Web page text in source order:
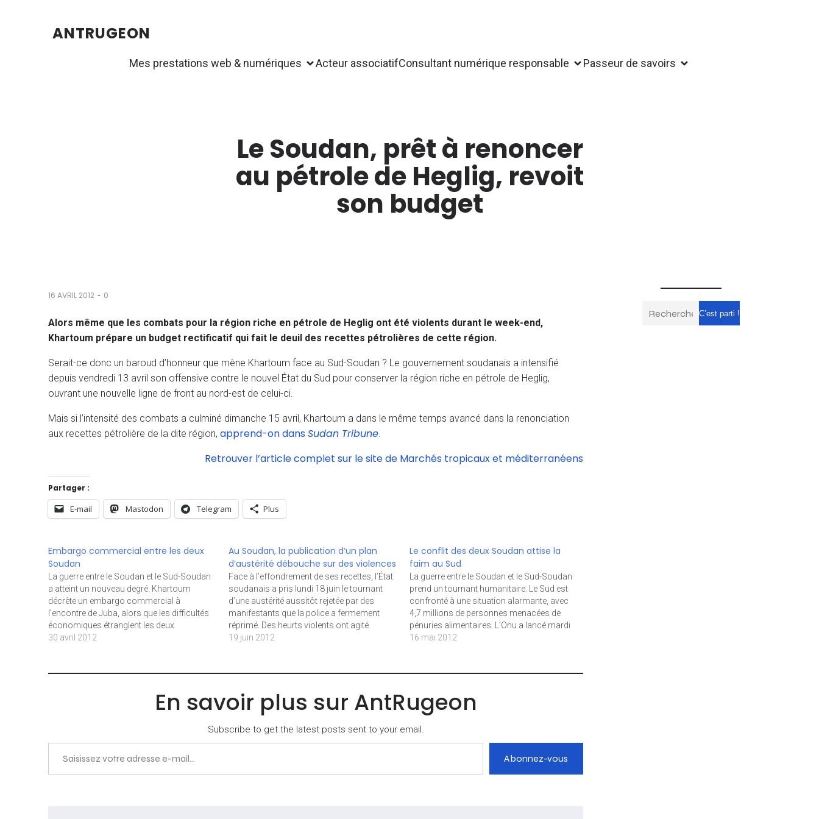
ANTRUGEON
Mes prestations web & numériques Acteur associatifConsultant numérique responsable Passeur de savoirs
Le Soudan, prêt à renoncer
au pétrole de Heglig, revoit
son budget
16 AVRIL 2012 - 0
Alors même que les combats pour la région riche en pétrole de Heglig ont été violents durant le week-end,
Khartoum prépare un budget rectificatif qui fait le deuil des recettes pétrolières de cette région.
Serait-ce donc un baroud d’honneur que mène Khartoum face au Sud-Soudan ? Le gouvernement soudanais a intensifié
depuis vendredi 13 avril son offensive contre le nouvel État du Sud pour conserver la région riche en pétrole de Heglig,
ouvrant une nouvelle ligne de front au nord-est de celui-ci.
Mais si l’intensité des combats a culminé dimanche 15 avril, Khartoum a dans le même temps avancé dans la renonciation
aux recettes pétrolière de la dite région, apprend-on dansSudan Tribune.
Retrouver l’article complet sur le site de Marchés tropicaux et méditerranéens
Partager :
E-mail Mastodon Telegram Plus
Embargo commercial entre les deux
Soudan
La guerre entre le Soudan et le Sud-Soudan
a atteint un nouveau degré. Khartoum
décrète un embargo commercial à
l’encontre de Juba, alors que les difficultés
économiques étranglent les deux
belligérants. Le président soudanais Omar
avec…
30 avril 2012
Au Soudan, la publication d’un plan
d’austérité débouche sur des violences
Face à l’effondrement de ses recettes, l’État
soudanais a pris lundi 18 juin le tournant
d’une austérité aussitôt rejetée par des
manifestants que la police a fermement
réprimé. Des heurts violents ont agité
Khartoum lundi 18 juin, dans la foulée de
19 juin 2012
Le conflit des deux Soudan attise la
faim au Sud
La guerre entre le Soudan et le Sud-Soudan
prend un tournant humanitaire. Le Sud est
confronté à une situation alarmante, avec
4,7 millions de personnes menacées de
pénuries alimentaires. L’Onu a lancé mardi
15 mai un appel au financement
Soudanais…
16 mai 2012
En savoir plus sur AntRugeon
Subscribe to get the latest posts sent to your email.
Saisissez votre adresse e-mail…
Abonnez-vous
C’est parti !